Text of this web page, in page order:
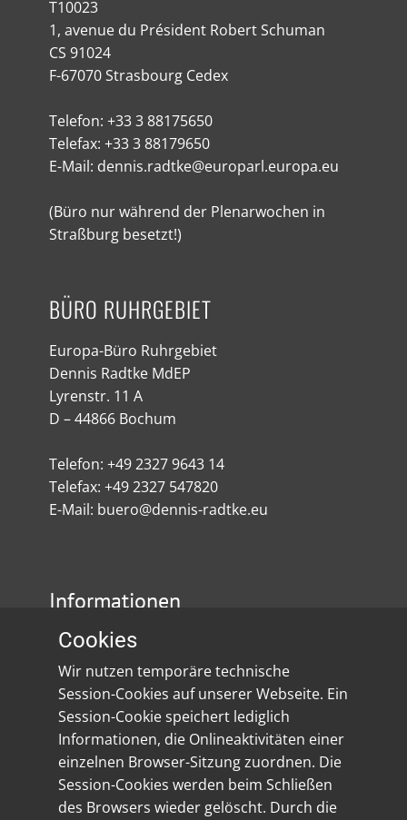
T10023
1, avenue du Président Robert Schuman
CS 91024
F-67070 Strasbourg Cedex
Telefon: +33 3 88175650
Telefax: +33 3 88179650
E-Mail: dennis.radtke@europarl.europa.eu
(Büro nur während der Plenarwochen in
Straßburg besetzt!)
BÜRO RUHRGEBIET
Europa-Büro Ruhrgebiet
Dennis Radtke MdEP
Lyrenstr. 11 A
D – 44866 Bochum
Telefon: +49 2327 9643 14
Telefax: +49 2327 547820
E-Mail: buero@dennis-radtke.eu
Informationen
Impressum
Datenschutz
Social Media
Cookies
Wir nutzen temporäre technische
Session-Cookies auf unserer Webseite. Ein
Session-Cookie speichert lediglich
Informationen, die Onlineaktivitäten einer
einzelnen Browser-Sitzung zuordnen. Die
Session-Cookies werden beim Schließen
des Browsers wieder gelöscht. Durch die